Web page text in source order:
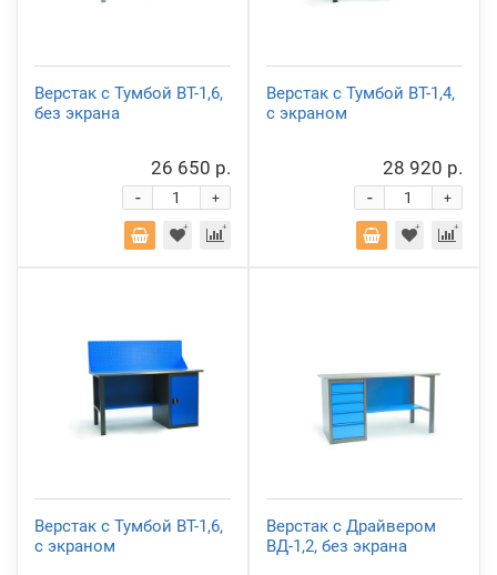
Верстак с Тумбой ВТ-1,6,
без экрана
26 650 р.
+
-
Верстак с Тумбой ВТ-1,4,
с экраном
28 920 р.
+
-
Верстак с Тумбой ВТ-1,6,
с экраном
Верстак с Драйвером
ВД-1,2, без экрана